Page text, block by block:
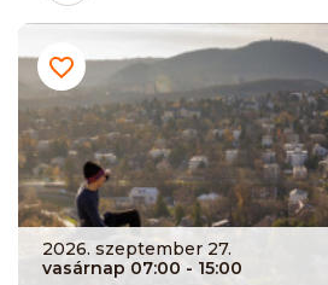
2026. szeptember 27.
vasárnap 07:00 - 15:00